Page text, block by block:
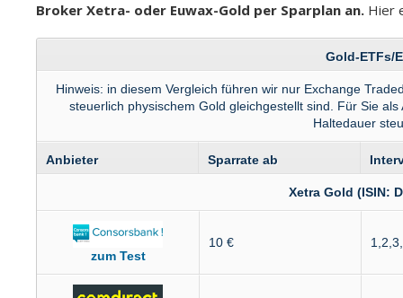
Broker Xetra- oder Euwax-Gold per Sparplan an. Hier
Gold-ETFs/
Hinweis: in diesem Vergleich führen wir nur Exchange
steuerlich physischem Gold gleichgestellt sind. Für Sie
Haltedauer
Anbieter Sparrate ab
Xetra Gold (ISIN:
zum Test
10 €